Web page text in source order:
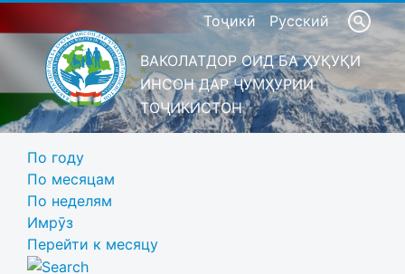
Тоҷикӣ Русский
ВАКОЛАТДОР ОИД БА ҲУҚУҚИ
ИНСОН ДАР ҶУМҲУРИИ
ТОҶИКИСТОН
По году
По месяцам
По неделям
Имрӯз
Перейти к месяцу